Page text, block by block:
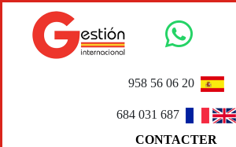
958 56 06 20
684 031 687
CONTACTER